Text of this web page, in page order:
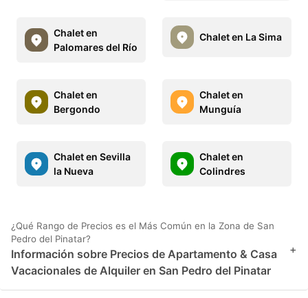
Chalet en
Palomares del Río
Chalet en La Sima
Chalet en
Bergondo
Chalet en
Munguía
Chalet en Sevilla
la Nueva
Chalet en
Colindres
¿Qué Rango de Precios es el Más Común en la Zona de San
Pedro del Pinatar?
Información sobre Precios de Apartamento & Casa
Vacacionales de Alquiler en San Pedro del Pinatar
+